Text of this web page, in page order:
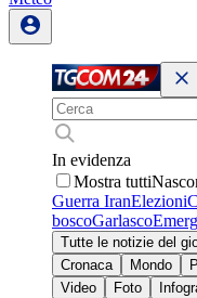
In evidenza
Mostra tutti
Guerra IranElezioni
boscoGarlasco
Tutte le notizie del
Cronaca
Mondo
Video
Foto